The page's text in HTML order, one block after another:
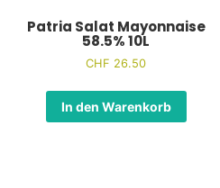
Patria Salat Mayonnaise
58.5% 10L
CHF 26.50
In den Warenkorb